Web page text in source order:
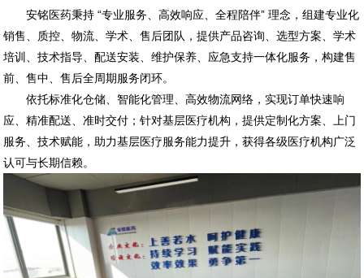
安铭医药秉持 “专业服务、高效响应、全程陪伴” 理念，组建专业化
销售、质控、物流、学术、售后团队，提供产品咨询、选型方案、学术
培训、技术指导、配送安装、维护保养、应急支持一体化服务，构建售
前、售中、售后全周期服务闭环。
依托标准化仓储、智能化管理、高效物流网络，实现订单快速响
应、精准配送、准时交付；针对基层医疗机构，提供定制化方案、上门
服务、技术赋能，助力基层医疗服务能力提升，获得各级医疗机构广泛
认可与长期信赖。